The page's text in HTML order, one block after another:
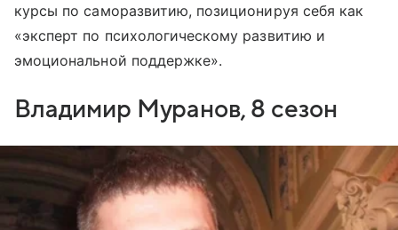
курсы по саморазвитию, позиционируя себя как
«эксперт по психологическому развитию и
эмоциональной поддержке».
Владимир Муранов, 8 сезон